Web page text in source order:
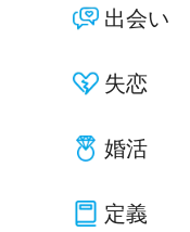
出会い
失恋
婚活
定義